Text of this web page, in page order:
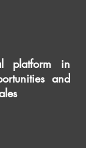
platform in
and